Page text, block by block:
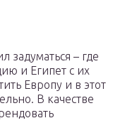
задуматься – где
и Египет с их
Европу и в этот
В качестве